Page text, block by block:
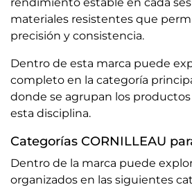
materiales resistentes que
precisión y consistencia.
Dentro de esta marca puede
completo en la categoría
donde se agrupan los
esta disciplina.
Categorías CORNILLEAU
Dentro de la marca puede
organizados en las siguientes